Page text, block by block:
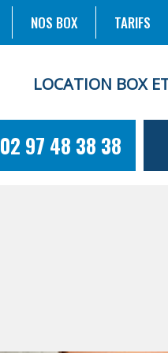
NOS BOX TARIFS
LOCATION BOX
02 97 48 38 38